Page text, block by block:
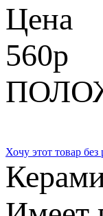
Цена
560p
Хочу этот товар без